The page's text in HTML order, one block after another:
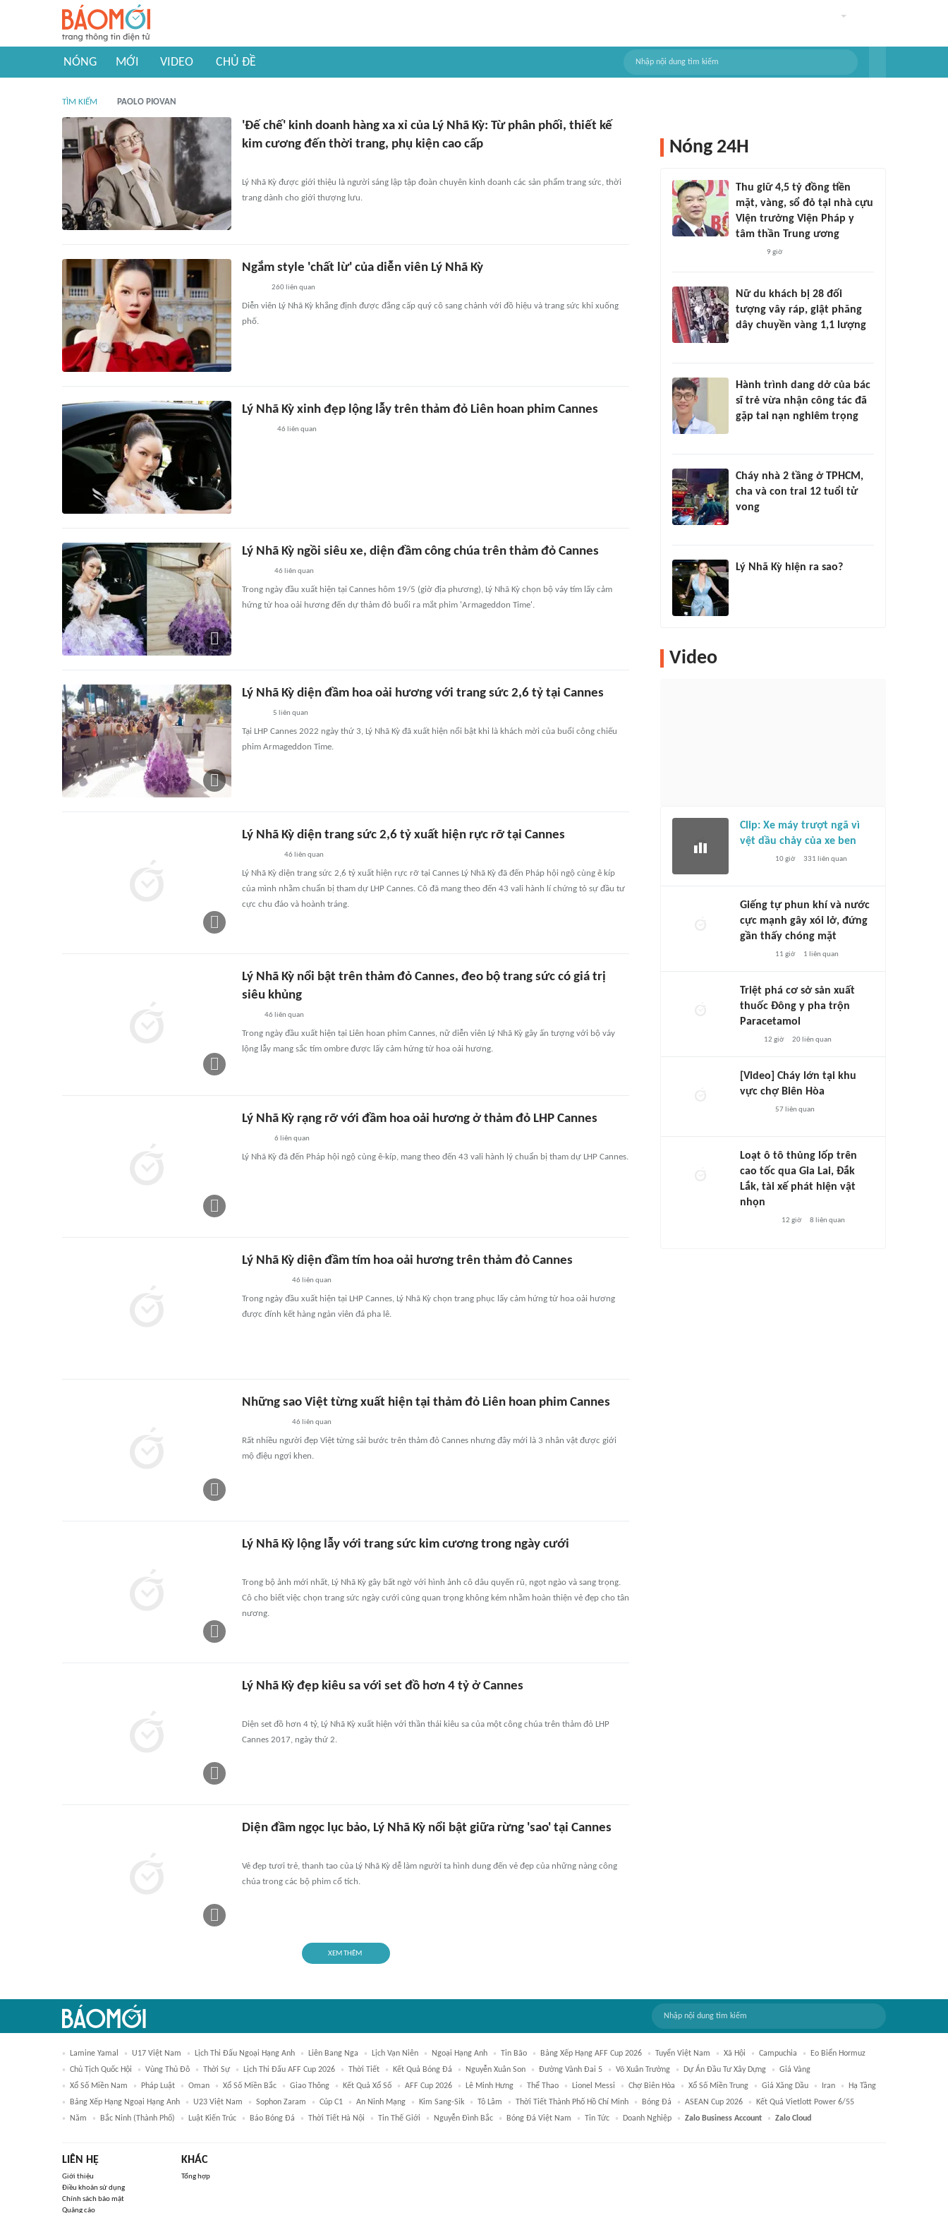
NÓNG MỚI VIDEO CHỦ ĐỀ
TÌM KIẾM PAOLO PIOVAN
'Đế chế' kinh doanh hàng xa xỉ của Lý Nhã Kỳ: Từ phân phối, thiết kế
kim cương đến thời trang, phụ kiện cao cấp
Lý Nhã Kỳ được giới thiệu là người sáng lập tập đoàn chuyên kinh doanh các sản phẩm trang sức, thời
trang dành cho giới thượng lưu.
Ngắm style 'chất lừ' của diễn viên Lý Nhã Kỳ
260 liên quan
Diễn viên Lý Nhã Kỳ khẳng định được đẳng cấp quý cô sang chảnh với đồ hiệu và trang sức khi xuống
phố.
Lý Nhã Kỳ xinh đẹp lộng lẫy trên thảm đỏ Liên hoan phim Cannes
46 liên quan
Lý Nhã Kỳ ngồi siêu xe, diện đầm công chúa trên thảm đỏ Cannes
46 liên quan
Trong ngày đầu xuất hiện tại Cannes hôm 19/5 (giờ địa phương), Lý Nhã Kỳ chọn bộ váy tím lấy cảm
hứng từ hoa oải hương đến dự thảm đỏ buổi ra mắt phim 'Armageddon Time'.
Lý Nhã Kỳ diện đầm hoa oải hương với trang sức 2,6 tỷ tại Cannes
5 liên quan
Tại LHP Cannes 2022 ngày thứ 3, Lý Nhã Kỳ đã xuất hiện nổi bật khi là khách mời của buổi công chiếu
phim Armageddon Time.
Lý Nhã Kỳ diện trang sức 2,6 tỷ xuất hiện rực rỡ tại Cannes
46 liên quan
Lý Nhã Kỳ diện trang sức 2,6 tỷ xuất hiện rực rỡ tại Cannes Lý Nhã Kỳ đã đến Pháp hội ngộ cùng ê kíp
của mình nhằm chuẩn bị tham dự LHP Cannes. Cô đã mang theo đến 43 vali hành lí chứng tỏ sự đầu tư
cực chu đáo và hoành tráng.
Lý Nhã Kỳ nổi bật trên thảm đỏ Cannes, đeo bộ trang sức có giá trị
siêu khủng
46 liên quan
Trong ngày đầu xuất hiện tại Liên hoan phim Cannes, nữ diễn viên Lý Nhã Kỳ gây ấn tượng với bộ váy
lộng lẫy mang sắc tím ombre được lấy cảm hứng từ hoa oải hương.
Lý Nhã Kỳ rạng rỡ với đầm hoa oải hương ở thảm đỏ LHP Cannes
6 liên quan
Lý Nhã Kỳ đã đến Pháp hội ngộ cùng ê-kíp, mang theo đến 43 vali hành lý chuẩn bị tham dự LHP Cannes.
Lý Nhã Kỳ diện đầm tím hoa oải hương trên thảm đỏ Cannes
46 liên quan
Trong ngày đầu xuất hiện tại LHP Cannes, Lý Nhã Kỳ chọn trang phục lấy cảm hứng từ hoa oải hương
được đính kết hàng ngàn viên đá pha lê.
Những sao Việt từng xuất hiện tại thảm đỏ Liên hoan phim Cannes
46 liên quan
Rất nhiều người đẹp Việt từng sải bước trên thảm đỏ Cannes nhưng đây mới là 3 nhân vật được giới
mộ điệu ngợi khen.
Lý Nhã Kỳ lộng lẫy với trang sức kim cương trong ngày cưới
Trong bộ ảnh mới nhất, Lý Nhã Kỳ gây bất ngờ với hình ảnh cô dâu quyến rũ, ngọt ngào và sang trọng.
Cô cho biết việc chọn trang sức ngày cưới cũng quan trọng không kém nhằm hoàn thiện vẻ đẹp cho tân
nương.
Lý Nhã Kỳ đẹp kiêu sa với set đồ hơn 4 tỷ ở Cannes
Diện set đồ hơn 4 tỷ, Lý Nhã Kỳ xuất hiện với thần thái kiêu sa của một công chúa trên thảm đỏ LHP
Cannes 2017, ngày thứ 2.
Diện đầm ngọc lục bảo, Lý Nhã Kỳ nổi bật giữa rừng 'sao' tại Cannes
Vẻ đẹp tươi trẻ, thanh tao của Lý Nhã Kỳ dễ làm người ta hình dung đến vẻ đẹp của những nàng công
chúa trong các bộ phim cổ tích.
XEM THÊM
Nóng 24H
Thu giữ 4,5 tỷ đồng tiền
mặt, vàng, sổ đỏ tại nhà cựu
Viện trưởng Viện Pháp y
tâm thần Trung ương
9 giờ
Nữ du khách bị 28 đối
tượng vây ráp, giật phăng
dây chuyền vàng 1,1 lượng
Hành trình dang dở của bác
sĩ trẻ vừa nhận công tác đã
gặp tai nạn nghiêm trọng
Cháy nhà 2 tầng ở TPHCM,
cha và con trai 12 tuổi tử
vong
Lý Nhã Kỳ hiện ra sao?
Video
Clip: Xe máy trượt ngã vì
vệt dầu chảy của xe ben
10 giờ 331 liên quan
Giếng tự phun khí và nước
cực mạnh gây xói lở, đứng
gần thấy chóng mặt
11 giờ 1 liên quan
Triệt phá cơ sở sản xuất
thuốc Đông y pha trộn
Paracetamol
12 giờ 20liên quan
[Video] Cháy lớn tại khu
vực chợ Biên Hòa
57liên quan
Loạt ô tô thủng lốp trên
cao tốc qua Gia Lai, Đắk
Lắk, tài xế phát hiện vật
nhọn
12 giờ 8 liên quan
Lamine Yamal U17 Việt Nam Lịch Thi Đấu Ngoại Hạng Anh Liên Bang Nga Lịch Vạn Niên Ngoại Hạng Anh Tin Bão Bảng Xếp Hạng AFF Cup 2026 Tuyển Việt Nam Xã Hội Campuchia
Eo Biển Hormuz
Chủ Tịch Quốc Hội
Vùng Thủ Đô Thời Sự Lịch Thi Đấu AFF Cup 2026 Thời Tiết Kết Quả Bóng Đá Nguyễn Xuân Son Đường Vành Đai 5 Võ Xuân Trường Dự Án Đầu Tư Xây Dựng
Giá Vàng
Xổ Số Miền Nam
Pháp Luật Oman Xổ Số Miền Bắc Giao Thông Kết Quả Xổ Số AFF Cup 2026 Lê Minh Hưng Thể Thao Lionel Messi Chợ Biên Hòa Xổ Số Miền Trung Giá Xăng Dầu Iran
Hạ Tầng
Bảng Xếp Hạng Ngoại Hạng Anh
U23 Việt Nam Sophon Zaram Cúp C1 An Ninh Mạng Kim Sang-Sik Tô Lâm Thời Tiết Thành Phố Hồ Chí Minh Bóng Đá ASEAN Cup 2026
Kết Quả Vietlott Power 6/55
Năm
Bắc Ninh (thành Phố) Luật Kiến Trúc Báo Bóng Đá Thời Tiết Hà Nội Tin Thế Giới Nguyễn Đình Bắc Bóng Đá Việt Nam Tin Tức Doanh Nghiệp Zalo Business Account Zalo Cloud
LIÊN HỆ
Giới thiệu
Điều khoản sử dụng
Chính sách bảo mật
Quảng cáo
KHÁC
Tổng hợp